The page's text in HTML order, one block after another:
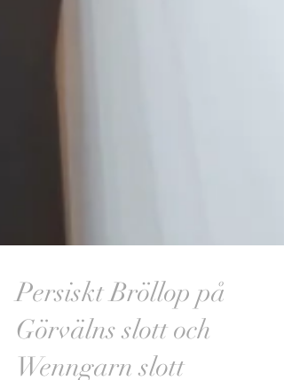
Persiskt Bröllop på
Görvälns slott och